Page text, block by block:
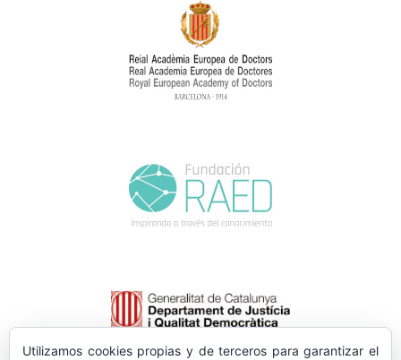
Utilizamos cookies propias y de terceros para garantizar el